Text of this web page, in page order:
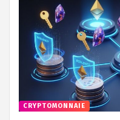
CRYPTOMONNAIE